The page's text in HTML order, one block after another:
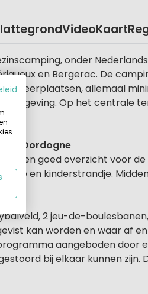
VideoKaart
onder
en Bergerac. De
allemaal
omgeving. Op het centrale
de Dordogne
er een goed overzicht voor
en kinderstrandje.
2 jeu-de-
kan worden en waar af
aangeboden door
bij elkaar kunnen